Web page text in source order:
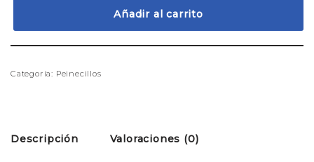
Añadir al carrito
Categoría: Peinecillos
Descripción Valoraciones (0)